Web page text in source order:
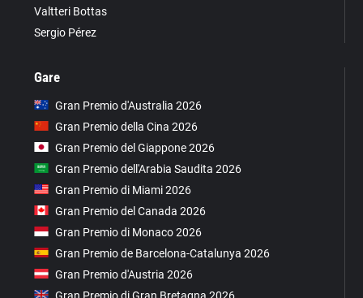
Valtteri Bottas
Sergio Pérez
Gare
Gran Premio d'Australia 2026
Gran Premio della Cina 2026
Gran Premio del Giappone 2026
Gran Premio dell'Arabia Saudita 2026
Gran Premio di Miami 2026
Gran Premio del Canada 2026
Gran Premio di Monaco 2026
Gran Premio de Barcelona-Catalunya 2026
Gran Premio d'Austria 2026
Gran Premio di Gran Bretagna 2026